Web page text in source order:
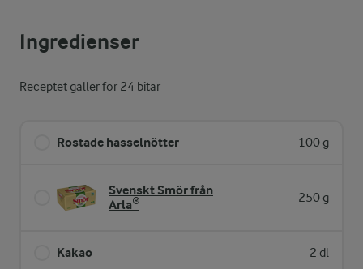
Ingredienser
Receptet gäller för 24 bitar
Rostade hasselnötter 100 g
Svenskt Smör från
Arla®
250 g
Kakao 2 dl